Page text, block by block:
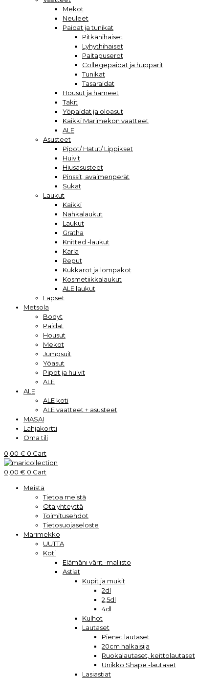
Mekot
Neuleet
Paidat ja tunikat
Pitkähihaiset
Lyhythihaiset
Paitapuserot
Collegepaidat ja hupparit
Tunikat
Tasaraidat
Housut ja hameet
Takit
Yöpaidat ja oloasut
Kaikki Marimekon vaatteet
ALE
Asusteet
Pipot/ Hatut/ Lippikset
Huivit
Hiusasusteet
Pinssit, avaimenperät
Sukat
Laukut
Kaikki
Nahkalaukut
Laukut
Gratha
Knitted -laukut
Karla
Reput
Kukkarot ja lompakot
Kosmetiikkalaukut
ALE laukut
Lapset
Metsola
Bodyt
Paidat
Housut
Mekot
Jumpsuit
Yöasut
Pipot ja huivit
ALE
ALE
ALE koti
ALE vaatteet + asusteet
MASAI
Lahjakortti
Oma tili
0,00 € 0 Cart
0,00 € 0 Cart
Meistä
Tietoa meistä
Ota yhteyttä
Toimitusehdot
Tietosuojaseloste
Marimekko
UUTTA
Koti
Elämäni värit -mallisto
Astiat
Kupit ja mukit
2dl
2,5dl
4dl
Kulhot
Lautaset
Pienet lautaset
20cm halkaisija
Ruokalautaset, keittolautaset
Unikko Shape -lautaset
Lasiastiat